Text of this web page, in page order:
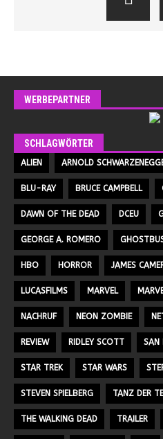
WERBEPARTNER
SCHLAGWÖRTER
ALIEN ARNOLD
BLU-RAY BRUCE CAMPBELL
DAWN OF THE DEAD DCEU
GEORGE A. ROMERO
HBO HORROR JAMES
LUCASFILMS MARVEL
NACHRUF NEON ZOMBIE
REVIEW RIDLEY SCOTT SAN
STAR TREK STAR WARS
STEVEN SPIELBERG TANZ DER
THE WALKING DEAD TRAILER